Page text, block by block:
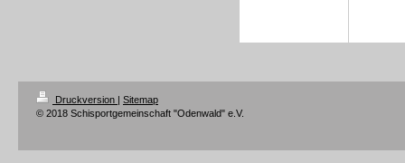
Druckversion | Sitemap
© 2018 Schisportgemeinschaft "Odenwald" e.V.